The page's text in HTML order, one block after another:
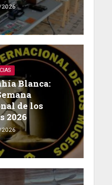
Blanca:
de los
2026